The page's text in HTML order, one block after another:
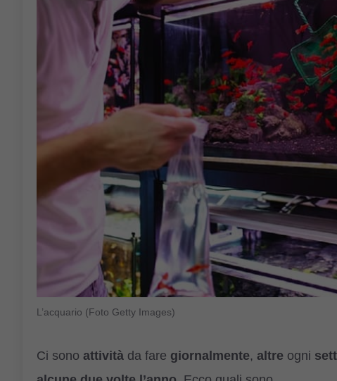
L’acquario (Foto Getty Images)
Ci sono attività da fare giornalmente, altre ogni